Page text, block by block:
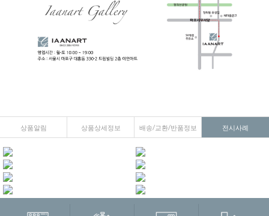
상품알림 상품상세정보 배송/교환/반품정보 전시사례